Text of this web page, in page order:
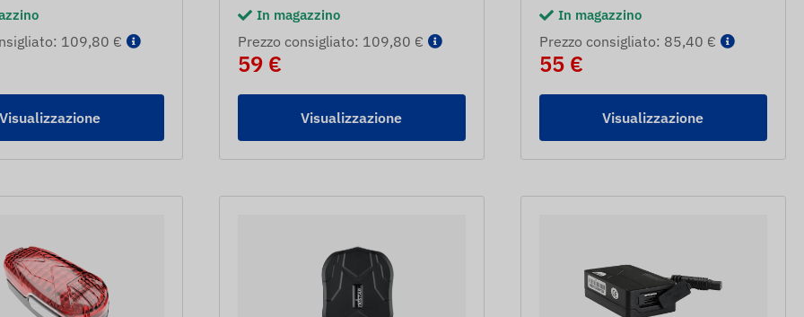
109,80 €
Visualizzazione
In magazzino
Prezzo consigliato: 109,80 €
59 €
Visualizzazione
In magazzino
Prezzo consigliato: 85,40 €
55 €
Visualizzazione